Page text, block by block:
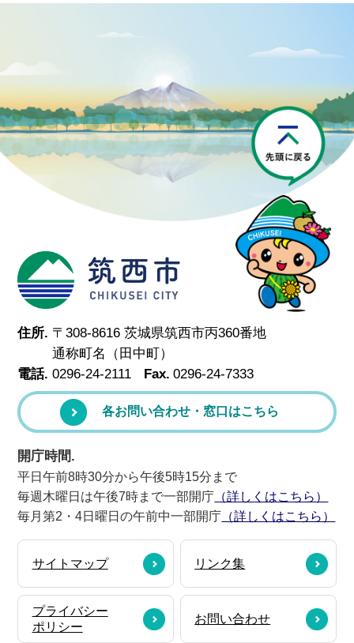
筑西市
住所. 〒308-8616 茨城県筑西市丙360番地
通称町名（田中町）
電話. 0296-24-2111 Fax. 0296-24-7333
各お問い合わせ・窓口はこちら
開庁時間.
平日午前8時30分から午後5時15分まで
毎週木曜日は午後7時まで一部開庁 （詳しくはこちら）
毎月第2・4日曜日の午前中一部開庁 （詳しくはこちら）
サイトマップ リンク集
プライバシー
ポリシー
お問い合わせ